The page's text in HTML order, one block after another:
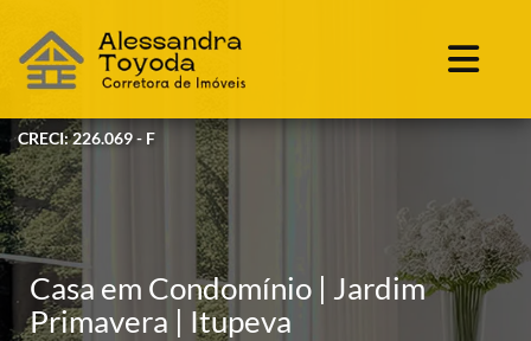
CRECI: 226.069 - F
Casa em Condomínio | Jardim
Primavera | Itupeva